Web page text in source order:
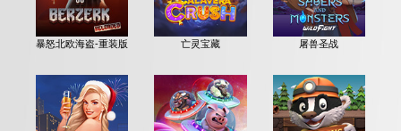
暴怒北欧海盗-重装版 亡灵宝藏 屠兽圣战